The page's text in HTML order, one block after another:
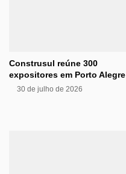
Construsul reúne 300
expositores em Porto Alegre
30 de julho de 2026